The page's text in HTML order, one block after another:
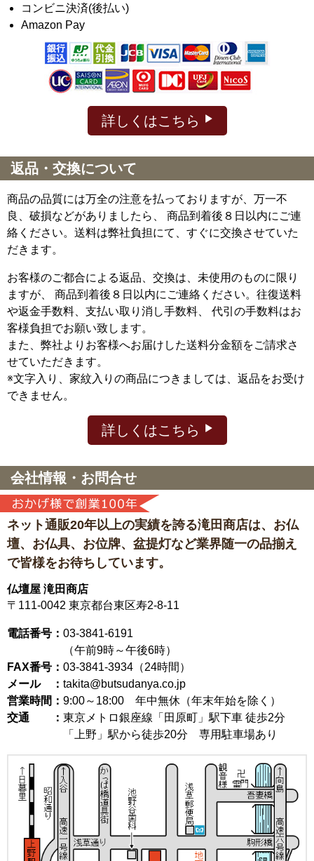
コンビニ決済(後払い)
Amazon Pay
詳しくはこちら
返品・交換について
商品の品質には万全の注意を払っておりますが、万一不
良、破損などがありましたら、 商品到着後８日以内にご連
絡ください。送料は弊社負担にて、すぐに交換させていた
だきます。
お客様のご都合による返品、交換は、未使用のものに限り
ますが、
商品到着後８日以内にご連絡ください。往復送料
や返金手数料、支払い取り消し手数料、 代引の手数料はお
客様負担でお願い致します。
また、弊社よりお客様へお届けした送料分金額をご請求さ
せていただきます。
※文字入り、家紋入りの商品につきましては、返品をお受け
できません。
詳しくはこちら
会社情報・お問合せ
ネット通販20年以上の実績を誇る滝田商店は、 お仏
壇、お仏具、お位牌、盆提灯など業界随一の品揃え
で皆様をお待ちしています。
仏壇屋 滝田商店
〒111-0042 東京都台東区寿2-8-11
電話番号： 03-3841-6191
（午前9時～午後6時）
FAX番号： 03-3841-3934（24時間）
メール ： takita@butsudanya.co.jp
営業時間： 9:00～18:00 年中無休（年末年始を除く）
交通 ： 東京メトロ銀座線「田原町」駅下車 徒歩2分
「上野」駅から徒歩20分 専用駐車場あり